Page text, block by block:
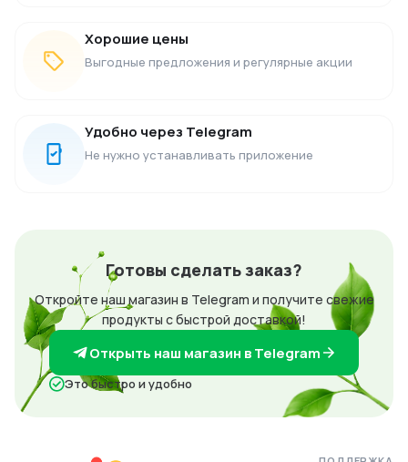
Хорошие цены
Выгодные предложения и регулярные акции
Удобно через Telegram
Не нужно устанавливать приложение
Готовы сделать заказ?
Откройте наш магазин в Telegram и получите свежие
продукты с быстрой доставкой!
Открыть наш магазин в Telegram
Это быстро и удобно